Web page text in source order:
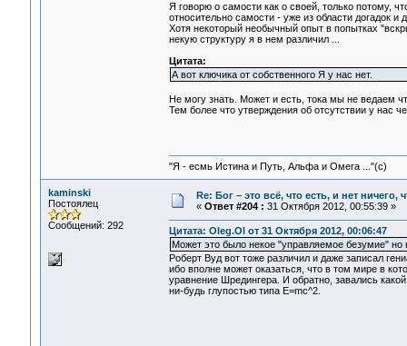
Я говорю о самости как о своей, только потому,
относительно самости - уже из области догадок и
Хотя некоторый необычный опыт в попытках
некую структуру я в нем различил ...
Цитата:
А вот ключика от собственного Я у нас нет.
Не могу знать. Может и есть, тока мы не ведаем
Тем более что утверждения об отсутствии у нас
"Я - есмь Истина и Путь, Альфа и Омега ..."(с)
kaminski
Постоялец
Сообщений: 292
Re: Бог – это всё, что есть, и нет
« Ответ #204 : 31 Октября 2012, 00:55:39 »
Цитата: Oleg.Ol от 31 Октября 2012, 00:06:47
Может это было некое "управляемое безумие" но
Роберт Вуд вот тоже различил и даже записал
ибо вполне может оказаться, что в том мире в
уравнение Шредингера. И обратно, завались
ни-будь глупостью типа E=mc^2.